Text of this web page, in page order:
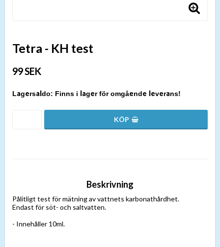
Tetra - KH test
99 SEK
Finns i lager för omgående leverans!
Beskrivning
Pålitligt test för mätning av vattnets karbonathårdhet.
Endast för söt- och saltvatten.
- Innehåller 10ml.